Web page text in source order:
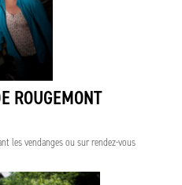
ROUGEMONT
les vendanges ou sur rendez-vous